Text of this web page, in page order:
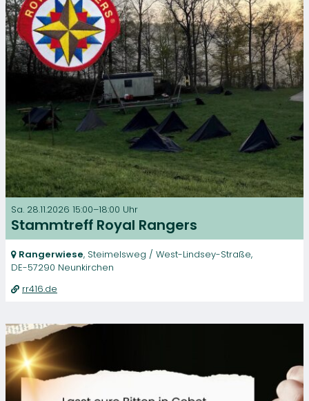
Sa. 28.11.2026 15:00–18:00 Uhr
Stammtreff Royal Rangers
Rangerwiese, Steimelsweg / West-Lindsey-Straße,
DE-57290 Neunkirchen
rr416.de